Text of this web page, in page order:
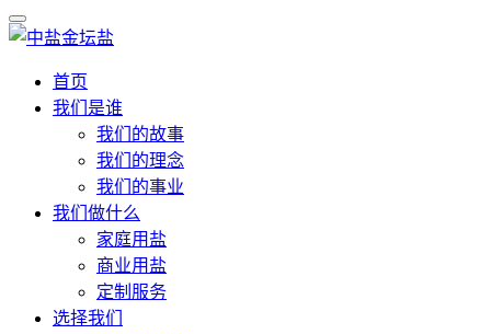
首页
我们是谁
我们的故事
我们的理念
我们的事业
我们做什么
家庭用盐
商业用盐
定制服务
选择我们